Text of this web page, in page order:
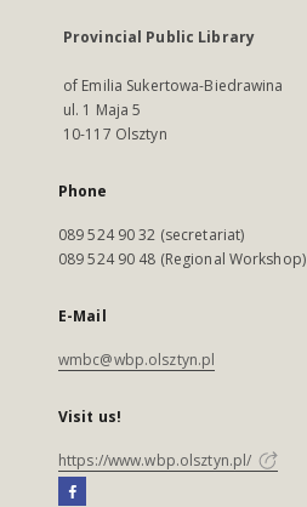
Provincial Public Library
of Emilia Sukertowa-Biedrawina
ul. 1 Maja 5
10-117 Olsztyn
Phone
089 524 90 32 (secretariat)
089 524 90 48 (Regional Workshop)
E-Mail
wmbc@wbp.olsztyn.pl
Visit us!
https://www.wbp.olsztyn.pl/